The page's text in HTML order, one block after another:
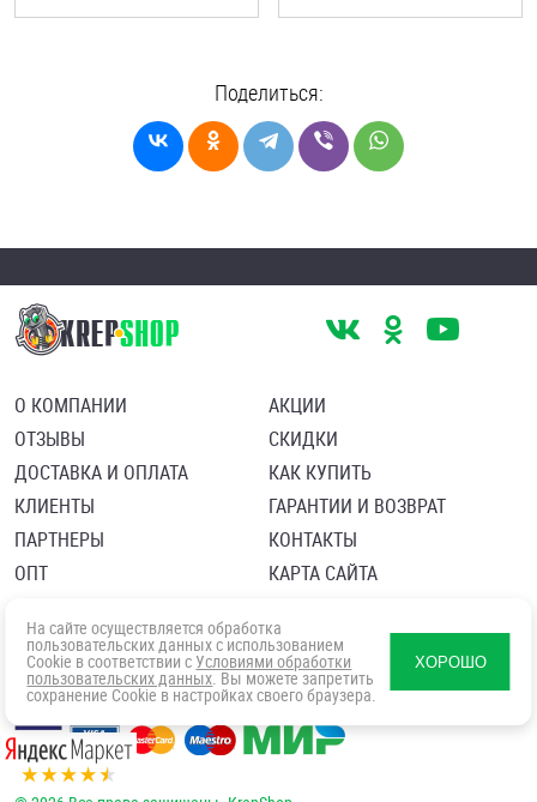
Поделиться:
О КОМПАНИИ
ОТЗЫВЫ
ДОСТАВКА И ОПЛАТА
КЛИЕНТЫ
ПАРТНЕРЫ
ОПТ
АКЦИИ
СКИДКИ
КАК КУПИТЬ
ГАРАНТИИ И ВОЗВРАТ
КОНТАКТЫ
КАРТА САЙТА
Политика в отношении обработки персональных данных
Согласие посетителя сайта на обработку персональных данны
На сайте осуществляется обработка
пользовательских данных с использованием
Cookie в соответствии с Условиями обработки
пользовательских данных. Вы можете запретить
сохранение Cookie в настройках своего браузера.
ХОРОШО